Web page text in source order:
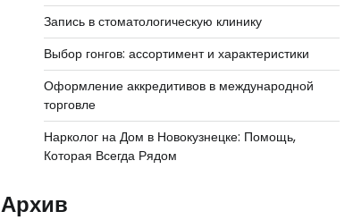
Запись в стоматологическую клинику
Выбор гонгов: ассортимент и характеристики
Оформление аккредитивов в международной
торговле
Нарколог на Дом в Новокузнецке: Помощь,
Которая Всегда Рядом
Архив